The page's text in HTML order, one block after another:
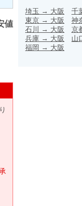
値
埼玉 → 大阪 千
東京 → 大阪 神
石川
→ 大阪 京
兵庫 → 大阪 山
福岡 → 大阪